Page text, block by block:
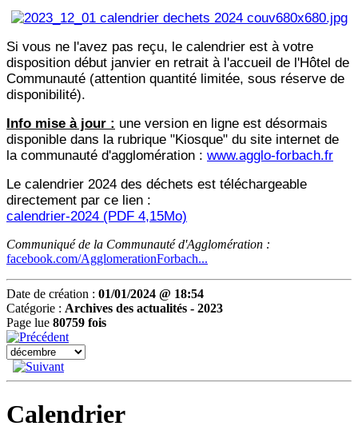
Si vous ne l'avez pas reçu, le calendrier est à votre
disposition début janvier en retrait à l'accueil de l'Hôtel de
Communauté (attention quantité limitée, sous réserve de
disponibilité).
Info mise à jour : une version en ligne est désormais
disponible dans la rubrique "Kiosque" du site internet de
la communauté d'agglomération : www.agglo-forbach.fr
Le calendrier 2024 des déchets est téléchargeable
directement par ce lien :
calendrier-2024 (PDF 4,15Mo)
Communiqué de la Communauté d'Agglomération :
facebook.com/AgglomerationForbach...
Date de création : 01/01/2024 @ 18:54
Catégorie : Archives des actualités - 2023
Page lue 80759 fois
Calendrier